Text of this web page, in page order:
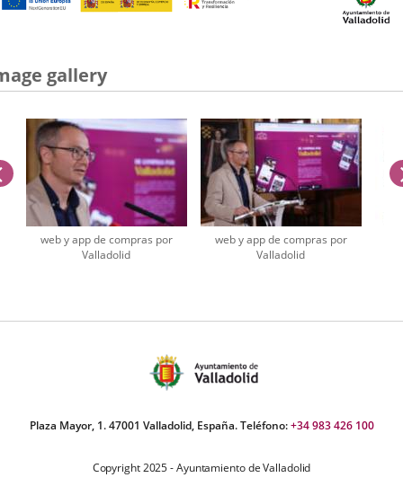
gallery
web y app de compras por
Valladolid
web y app de compras por
Valladolid
previus
Plaza Mayor, 1. 47001 Valladolid, España. Teléfono:+34 983 426 100
Copyright 2025 - Ayuntamiento de Valladolid